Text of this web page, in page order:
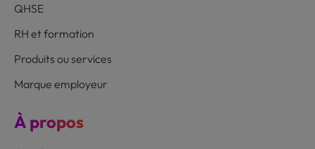
QHSE
RH et formation
Produits ou services
Marque employeur
À propos